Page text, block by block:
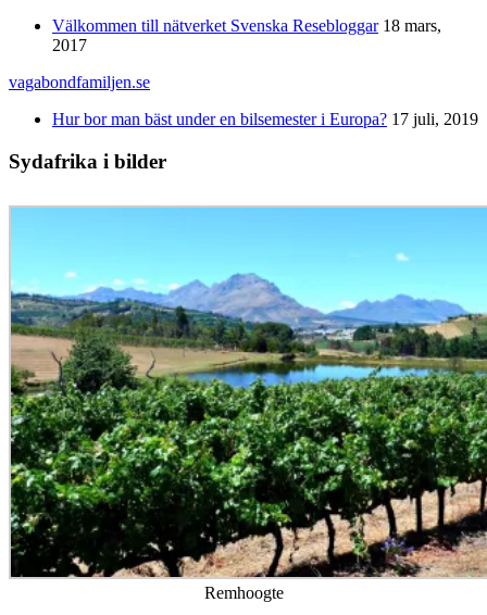
Välkommen till nätverket Svenska Resebloggar 18 mars,
2017
vagabondfamiljen.se
Hur bor man bäst under en bilsemester i Europa? 17 juli, 2019
Sydafrika i bilder
Remhoogte